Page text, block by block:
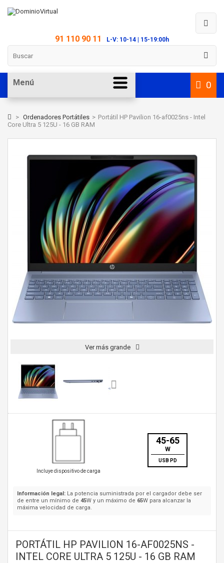
91 110 90 11 L-V: 10-14 | 15-19:00h
0
Menú
> Ordenadores Portátiles > Portátil HP Pavilion 16-af0025ns - Intel
Core Ultra 5 125U - 16 GB RAM
Ver más grande
Incluye dispositivo de carga
45-65
W
USB PD
Información legal: La potencia suministrada por el cargador debe ser
de entre un mínimo de 45W y un máximo de 65W para alcanzar la
máxima velocidad de carga.
PORTÁTIL HP PAVILION 16-AF0025NS -
INTEL CORE ULTRA 5 125U - 16 GB RAM